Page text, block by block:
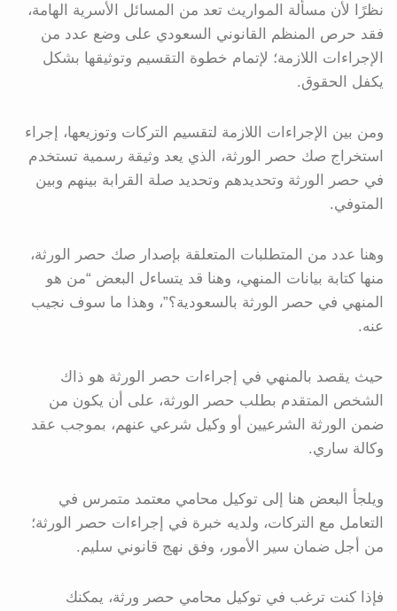
نظرًا لأن مسألة المواريث تعد من المسائل الأسرية الهامة،
فقد حرص المنظم القانوني السعودي على وضع عدد من
الإجراءات اللازمة؛ لإتمام خطوة التقسيم وتوثيقها بشكل
يكفل الحقوق.
ومن بين الإجراءات اللازمة لتقسيم التركات وتوزيعها، إجراء
استخراج صك حصر الورثة، الذي يعد وثيقة رسمية تستخدم
في حصر الورثة وتحديدهم وتحديد صلة القرابة بينهم وبين
المتوفي.
وهنا عدد من المتطلبات المتعلقة بإصدار صك حصر الورثة،
منها كتابة بيانات المنهي، وهنا قد يتساءل البعض “من هو
المنهي في حصر الورثة بالسعودية؟”، وهذا ما سوف نجيب
عنه.
حيث يقصد بالمنهي في إجراءات حصر الورثة هو ذاك
الشخص المتقدم بطلب حصر الورثة، على أن يكون من
ضمن الورثة الشرعيين أو وكيل شرعي عنهم، بموجب عقد
وكالة ساري.
ويلجأ البعض هنا إلى توكيل محامي معتمد متمرس في
التعامل مع التركات، ولديه خبرة في إجراءات حصر الورثة؛
من أجل ضمان سير الأمور، وفق نهج قانوني سليم.
فإذا كنت ترغب في توكيل محامي حصر ورثة، يمكنك